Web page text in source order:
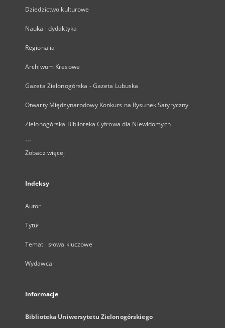
Dziedzictwo kulturowe
Nauka i dydaktyka
Regionalia
Archiwum Kresowe
Gazeta Zielonogórska - Gazeta Lubuska
Otwarty Międzynarodowy Konkurs na Rysunek Satyryczny
Zielonogórska Biblioteka Cyfrowa dla Niewidomych
...
Zobacz więcej
Indeksy
Autor
Tytuł
Temat i słowa kluczowe
Wydawca
Informacje
Biblioteka Uniwersytetu Zielonogórskiego